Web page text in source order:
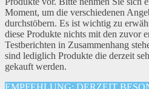
Moment, um die verschiedenen
durchstöbern. Es ist wichtig zu
diese Produkte nichts mit den zuvor
Testberichten in Zusammenhang
sind lediglich Produkte die derzeit
gekauft werden.
EMPFEHLUNG: DERZEIT